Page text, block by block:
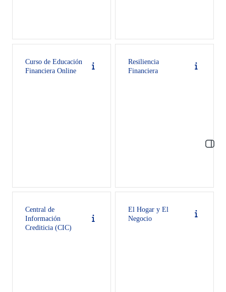
Abrir
Curso de Educación
Financiera Online
Resiliencia
Financiera
Central de
Información
Crediticia (CIC)
El Hogar y El
Negocio